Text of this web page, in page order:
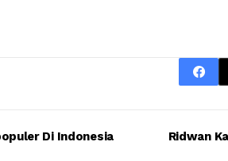
Di Indonesia
Ridwan